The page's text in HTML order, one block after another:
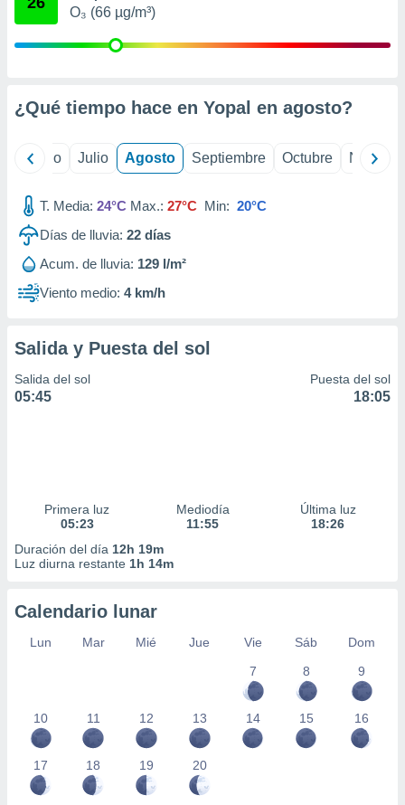
publicidad
publicidad
1199
O₃ (66 µg/m³)
¿Qué tiempo hace en Yopal en agosto?
Junio Julio Agosto Septiembre Octubre
T. Media: 24°C Max.: 27°C Min: 20°C
Días de lluvia: 22 días
Acum. de lluvia: 129 l/m²
Viento medio: 4 km/h
Salida y Puesta del sol
Salida del sol
05:45
Puesta del sol
18:05
Primera luz
05:23
Mediodía
11:55
Última luz
18:26
Duración del día 12h 19m
Luz diurna restante 1h 14m
Calendario lunar
Lun Mar Mié Jue Vie Sáb
Dom
7
8 9
10 11 12 13 14 15 16
17 18 19 20